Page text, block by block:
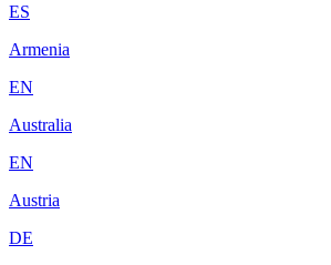
ES
Armenia
EN
Australia
EN
Austria
DE